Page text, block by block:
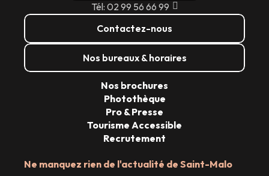
Tél: 02 99 56 66 99
Contactez-nous
Nos bureaux & horaires
Ne manquez rien de l'actualité de Saint-Malo
Nos brochures
Photothèque
Pro & Presse
Tourisme Accessible
Recrutement